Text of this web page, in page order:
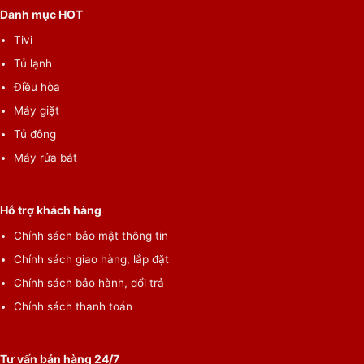
Máy giặt trang bị tính năng vệ sinh lồng giặt tự động Auto Tub
Care có nhiệm vụ vệ sinh lồng giặt sau mỗi lần giặt, ngăn ngừa
tích tụ cặn bột giặt dư thừa, giải quyết tình trạng mùi hôi trong
Danh mục HOT
Tivi
Tủ lạnh
Điều hòa
Máy giặt
Tủ đông
Máy rửa bát
Hỗ trợ khách hàng
Chính sách bảo mật thông tin
Chính sách giao hàng, lắp đặt
Chính sách bảo hành, đổi trả
Chính sách thanh toán
Tư vấn bán hàng 24/7